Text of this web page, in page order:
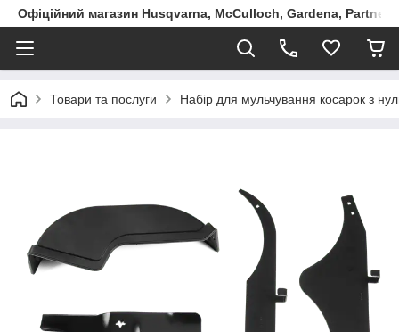
Офіційний магазин Husqvarna, McCulloch, Gardena, Partner
Товари та послуги Набір для мульчування косарок з